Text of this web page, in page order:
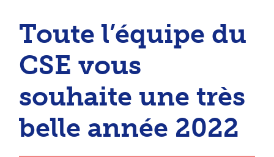
Toute l’équipe du
CSE vous
souhaite une très
belle année 2022